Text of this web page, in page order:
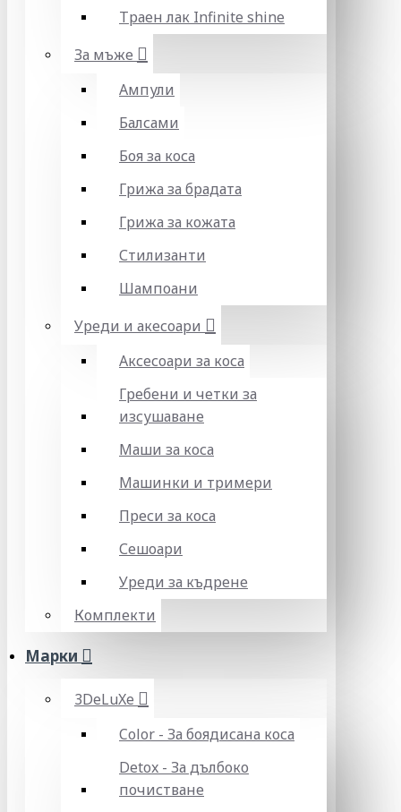
Траен лак Infinite shine
За мъже
Ампули
Балсами
Боя за коса
Грижа за брадата
Грижа за кожата
Стилизанти
Шампоани
Уреди и акесоари
Аксесоари за коса
Гребени и четки за
изсушаване
Маши за коса
Машинки и тримери
Преси за коса
Сешоари
Уреди за къдрене
Комплекти
Марки
3DeLuXe
Color - За боядисана коса
Detox - За дълбоко
почистване